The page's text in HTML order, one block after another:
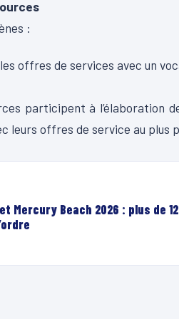
:
offres de services avec un
participent à l’élaboration
leurs offres de service au plus
Mercury Beach 2026 : plus